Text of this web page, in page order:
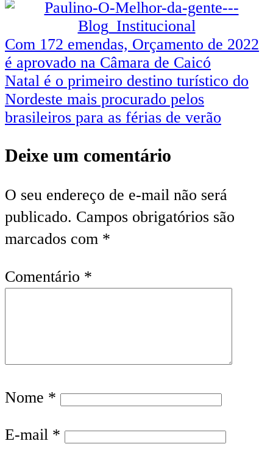
Navegação
de
Post
Com 172 emendas, Orçamento de 2022
é aprovado na Câmara de Caicó
Natal é o primeiro destino turístico do
Nordeste mais procurado pelos
brasileiros para as férias de verão
Deixe um comentário
O seu endereço de e-mail não será
publicado. Campos obrigatórios são
marcados com *
Comentário *
Nome *
E-mail *